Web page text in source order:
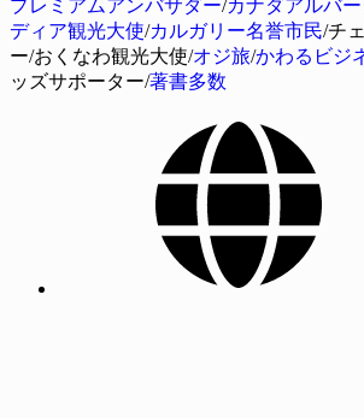
プレミアムアンバサダー/カナダアルバ
ディア観光大使/カルガリー名誉市民/チ
ー/おくなわ観光大使/オジ旅/かわるビジ
ッズサポーター/著書多数